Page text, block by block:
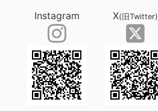
Instagram X(旧Twitter)